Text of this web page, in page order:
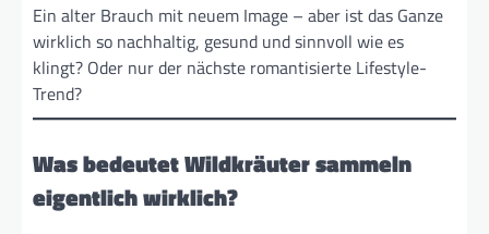
Ein alter Brauch mit neuem Image – aber ist das Ganze
wirklich so nachhaltig, gesund und sinnvoll wie es
klingt? Oder nur der nächste romantisierte Lifestyle-
Trend?
Was bedeutet Wildkräuter sammeln
eigentlich wirklich?